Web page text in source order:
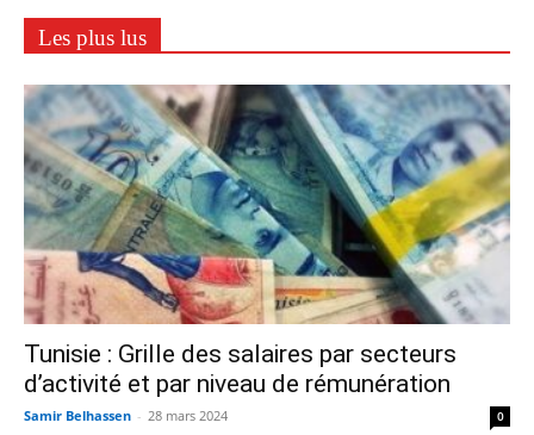
Les plus lus
Tunisie : Grille des salaires par secteurs
d’activité et par niveau de rémunération
Samir Belhassen - 28 mars 2024 0